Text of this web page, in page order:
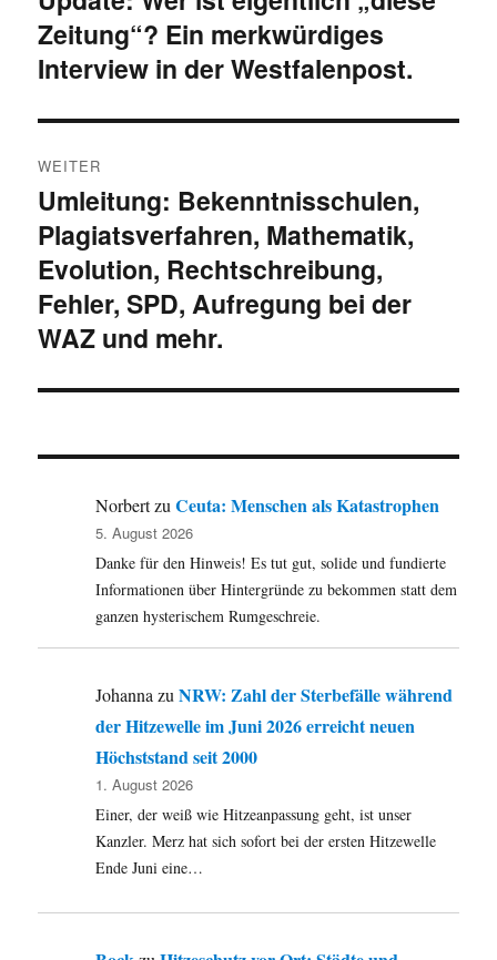
Beitrag:
Zeitung“? Ein merkwürdiges
Interview in der Westfalenpost.
WEITER
Nächster
Beitrag:
Umleitung: Bekenntnisschulen,
Plagiatsverfahren, Mathematik,
Evolution, Rechtschreibung,
Fehler, SPD, Aufregung bei der
WAZ und mehr.
NorbertzuCeuta: Menschen als Katastrophen
5. August 2026
Danke für den Hinweis! Es tut gut, solide und fundierte
Informationen über Hintergründe zu bekommen statt dem
ganzen hysterischem Rumgeschreie.
Johanna zuNRW: Zahl der Sterbefälle während
der Hitzewelle im Juni 2026 erreicht neuen
Höchststand seit 2000
1. August 2026
Einer, der weiß wie Hitzeanpassung geht, ist unser
Kanzler. Merz hat sich sofort bei der ersten Hitzewelle
Ende Juni eine…